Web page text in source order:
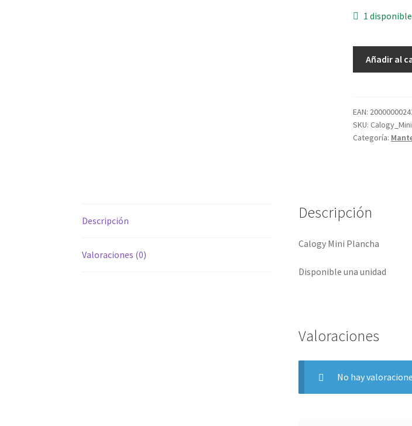
1
Añadir al
EAN:
SKU:
Categoría:
Descripción
Valoraciones (0)
Descripción
Calogy Mini Plancha
Disponible una unidad
Valoraciones
No hay